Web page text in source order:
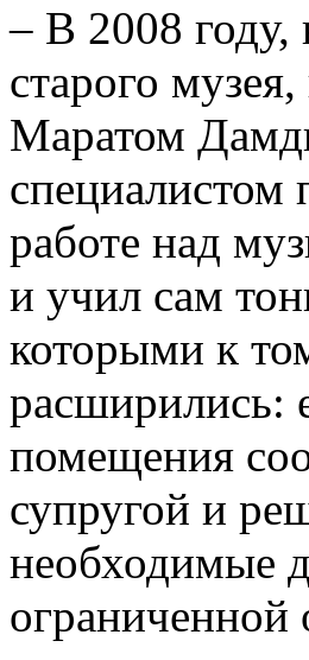
– В 2008 году,
старого
Маратом
специалистом
работе над
и учил сам
которыми к
расширились:
помещения
супругой и
необходимые
ограниченной